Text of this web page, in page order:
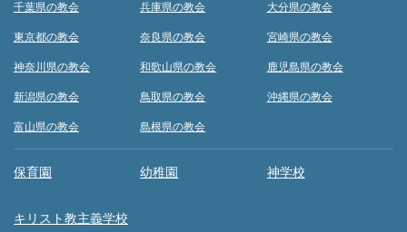
千葉県の教会
東京都の教会
神奈川県の教会
新潟県の教会
富山県の教会
兵庫県の教会
奈良県の教会
和歌山県の教会
鳥取県の教会
島根県の教会
大分県の教会
宮崎県の教会
鹿児島県の教会
沖縄県の教会
保育園 幼稚園 神学校
キリスト教主義学校